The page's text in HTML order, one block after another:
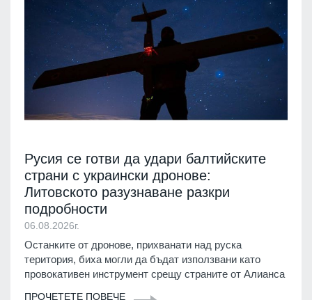
Русия се готви да удари балтийските
страни с украински дронове:
Литовското разузнаване разкри
подробности
06.08.2026г.
Останките от дронове, прихванати над руска
територия, биха могли да бъдат използвани като
провокативен инструмент срещу страните от Алианса
ПРОЧЕТЕТЕ ПОВЕЧЕ